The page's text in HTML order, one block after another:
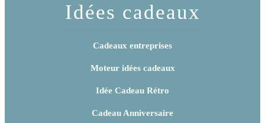
Idées cadeaux
Cadeaux entreprises
Moteur idées cadeaux
Idée Cadeau Rétro
Cadeau Anniversaire